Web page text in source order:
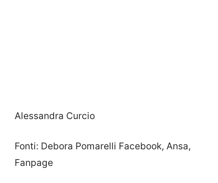
Alessandra Curcio
Fonti: Debora Pomarelli Facebook, Ansa,
Fanpage